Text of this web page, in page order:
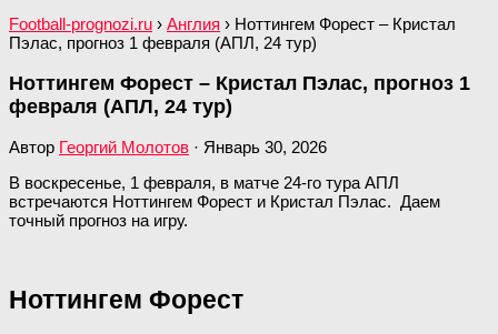
Football-prognozi.ru › Англия › Ноттингем Форест – Кристал
Пэлас, прогноз 1 февраля (АПЛ, 24 тур)
Ноттингем Форест – Кристал Пэлас, прогноз 1
февраля (АПЛ, 24 тур)
Автор Георгий Молотов · Январь 30, 2026
В воскресенье, 1 февраля, в матче 24-го тура АПЛ
встречаются Ноттингем Форест и Кристал Пэлас. Даем
точный прогноз на игру.
Ноттингем Форест